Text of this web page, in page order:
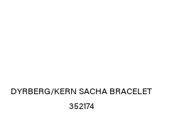
DYRBERG/KERN SACHA BRACELET
352174